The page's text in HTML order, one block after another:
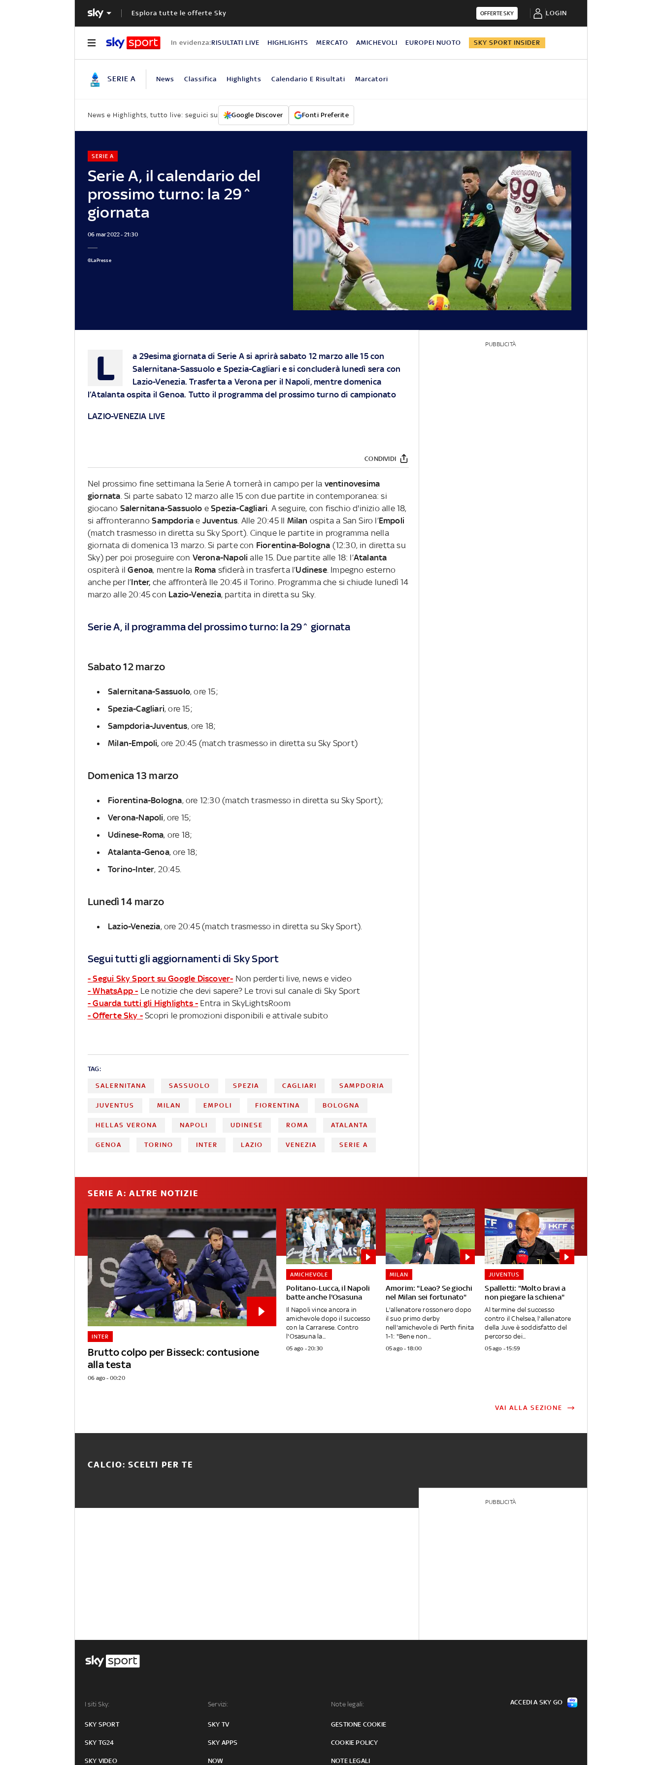
Esplora tutte le offerte Sky OFFERTE SKY LOGIN
In evidenza:RISULTATI LIVE HIGHLIGHTS MERCATO AMICHEVOLI EUROPEI NUOTO SKY SPORT INSIDER
SERIE A News Classifica Highlights Calendario E Risultati Marcatori
News e Highlights, tutto live: seguici su Google Discover Fonti Preferite
Serie A, il calendario del
prossimo turno: la 29^
giornata
SERIE A
06 mar 2022 - 21:30
©LaPresse
L
a 29esima giornata di Serie A si aprirà sabato 12 marzo alle 15 con
Salernitana-Sassuolo e Spezia-Cagliari e si concluderà lunedì sera con
Lazio-Venezia. Trasferta a Verona per il Napoli, mentre domenica
l’Atalanta ospita il Genoa. Tutto il programma del prossimo turno di campionato
LAZIO-VENEZIA LIVE
CONDIVIDI
Nel prossimo fine settimana la Serie A tornerà in campo per la ventinovesima
giornata. Si parte sabato 12 marzo alle 15 con due partite in contemporanea: si
giocano Salernitana-Sassuolo eSpezia-Cagliari. A seguire, con fischio d'inizio alle 18,
si affronterannoSampdoriae Juventus. Alle 20:45 Il Milan ospita a San Siro l’Empoli
(match trasmesso in diretta su Sky Sport). Cinque le partite in programma nella
giornata di domenica 13 marzo. Si parte con Fiorentina-Bologna (12:30, in diretta su
Sky) per poi proseguire con Verona-Napolialle 15. Due partite alle 18: l’Atalanta
ospiterà ilGenoa, mentre la Roma sfiderà in trasferta l’Udinese. Impegno esterno
anche per l’Inter, che affronterà lle 20:45 il Torino. Programma che si chiude lunedì 14
marzo alle 20:45 con Lazio-Venezia, partita in diretta su Sky.
Serie A, il programma del prossimo turno: la 29^ giornata
Sabato 12 marzo
Salernitana-Sassuolo, ore 15;
Spezia-Cagliari, ore 15;
Sampdoria-Juventus, ore 18;
Milan-Empoli, ore 20:45 (match trasmesso in diretta su Sky Sport)
Domenica 13 marzo
Fiorentina-Bologna, ore 12:30 (match trasmesso in diretta su Sky Sport);
Verona-Napoli, ore 15;
Udinese-Roma, ore 18;
Atalanta-Genoa, ore 18;
Torino-Inter, 20:45.
Lunedì 14 marzo
Lazio-Venezia, ore 20:45 (match trasmesso in diretta su Sky Sport).
Segui tutti gli aggiornamenti di Sky Sport
- Segui Sky Sport su Google Discover- Non perderti live, news e video
- WhatsApp - Le notizie che devi sapere? Le trovi sul canale di Sky Sport
- Guarda tutti gli Highlights - Entra in SkyLightsRoom
- Offerte Sky - Scopri le promozioni disponibili e attivale subito
TAG:
SALERNITANA SASSUOLO SPEZIA CAGLIARI SAMPDORIA
JUVENTUS MILAN EMPOLI FIORENTINA BOLOGNA
HELLAS VERONA NAPOLI UDINESE ROMA ATALANTA
GENOA TORINO INTER LAZIO VENEZIA SERIE A
PUBBLICITÀ
SERIE A: ALTRE NOTIZIE
Brutto colpo per Bisseck: contusione
alla testa
INTER
06 ago - 00:20
Politano-Lucca, il Napoli
batte anche l'Osasuna
AMICHEVOLE
Il Napoli vince ancora in
amichevole dopo il successo
con la Carrarese. Contro
l'Osasuna la...
05 ago - 20:30
Amorim: "Leao? Se giochi
nel Milan sei fortunato"
MILAN
L'allenatore rossonero dopo
il suo primo derby
nell'amichevole di Perth finita
1-1: "Bene non...
05 ago - 18:00
Spalletti: "Molto bravi a
non piegare la schiena"
JUVENTUS
Al termine del successo
contro il Chelsea, l'allenatore
della Juve è soddisfatto del
percorso dei...
05 ago - 15:59
VAI ALLA SEZIONE
CALCIO: SCELTI PER TE
PUBBLICITÀ
I siti Sky:
SKY SPORT
SKY TG24
SKY VIDEO
Servizi:
SKY TV
SKY APPS
NOW
Note legali:
GESTIONE COOKIE
COOKIE POLICY
NOTE LEGALI
ACCEDI A SKY GO